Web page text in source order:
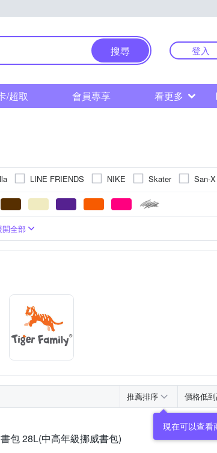
搜尋 登入
/超取 會員專享 看更多
LINE FRIENDS NIKE Skater San-X
手提包
開全部
推薦排序 價格低
包 28L(中高年級挪威書包)